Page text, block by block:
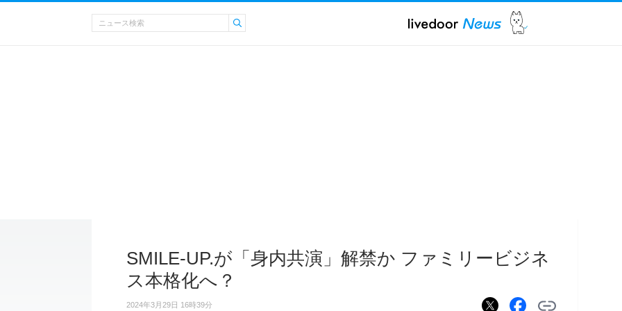
SMILE-UP.が「身内共演」解禁か ファミリービジネ
ス本格化へ？
2024年3月29日 16時39分